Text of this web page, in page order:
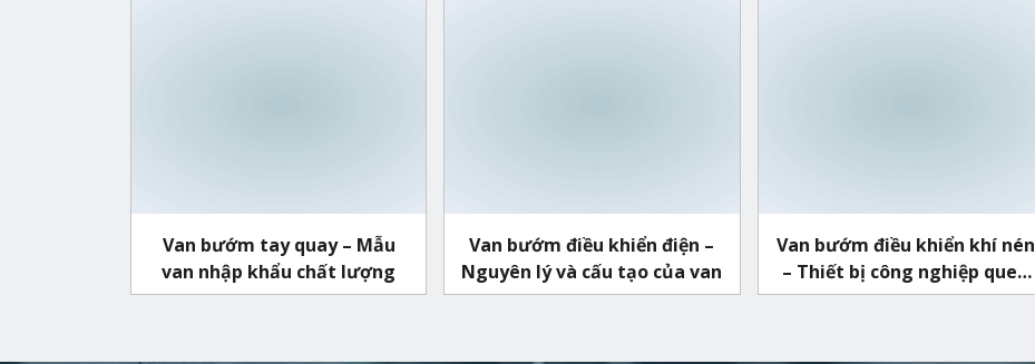
Van bướm tay quay – Mẫu
van nhập khẩu chất lượng
Van bướm điều khiển điện –
Nguyên lý và cấu tạo của van
Van bướm điều khiển khí nén
– Thiết bị công nghiệp quen
thuộc